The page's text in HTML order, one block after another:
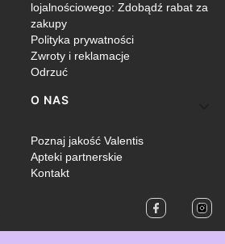
lojalnościowego: Zdobądź rabat za
zakupy
Polityka prywatności
Zwroty i reklamacje
Odrzuć
O NAS
Poznaj jakość Valentis
Apteki partnerskie
Kontakt